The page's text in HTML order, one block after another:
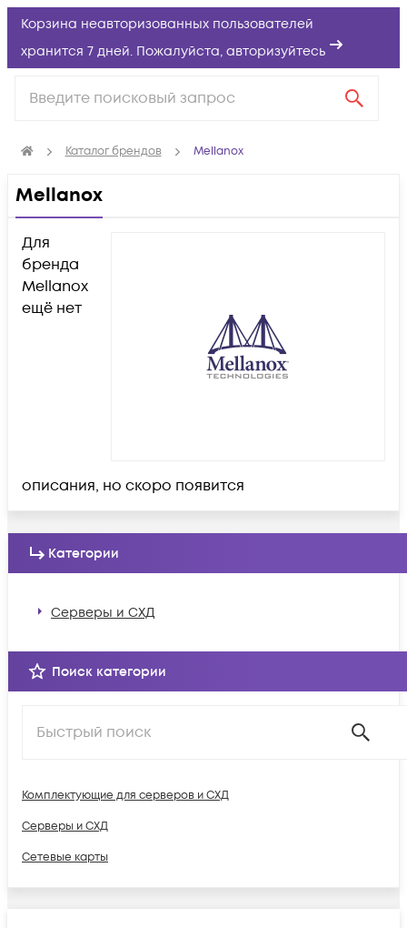
Корзина неавторизованных пользователей
хранится 7 дней. Пожалуйста, авторизуйтесь
Каталог брендов Mellanox
Mellanox
Для
бренда
Mellanox
ещё нет
описания, но скоро появится
Категории
Серверы и СХД
Поиск категории
Комплектующие для серверов и СХД
Серверы и СХД
Сетевые карты